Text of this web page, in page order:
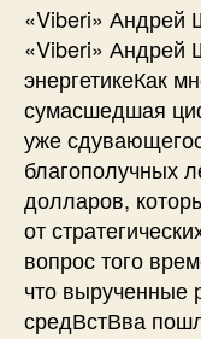
«Viberi» Андрей
«Viberi» Андрей
энергетикеКак
сумасшедшая
уже
благополучных
долларов,
от
вопрос того
что вырученные
средВ­стВ­ва